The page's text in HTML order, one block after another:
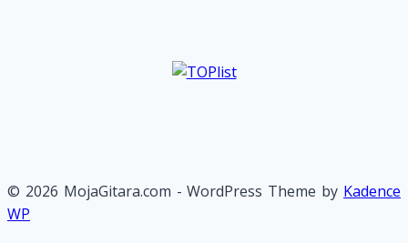
© 2026 MojaGitara.com - WordPress Theme by Kadence
WP